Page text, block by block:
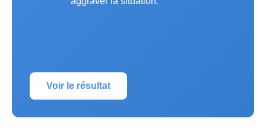
Voir le résultat